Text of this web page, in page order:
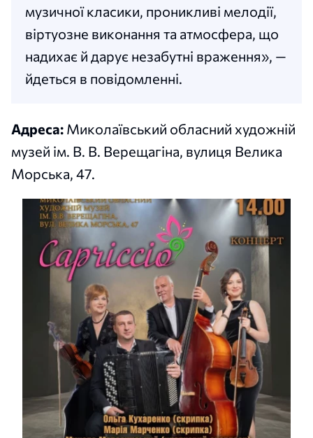
музичної класики, проникливі мелодії,
віртуозне виконання та атмосфера, що
надихає й дарує незабутні враження», —
йдеться в повідомленні.
Адреса: Миколаївський обласний художній
музей ім. В. В. Верещагіна, вулиця Велика
Морська, 47.